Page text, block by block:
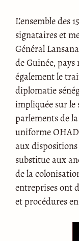
L’ensemble des
signataires et
Général
de Guinée,
également le
diplomatie
impliquée sur
parlements de
uniforme
aux
substitue aux
de la
entreprises ont
et procédures